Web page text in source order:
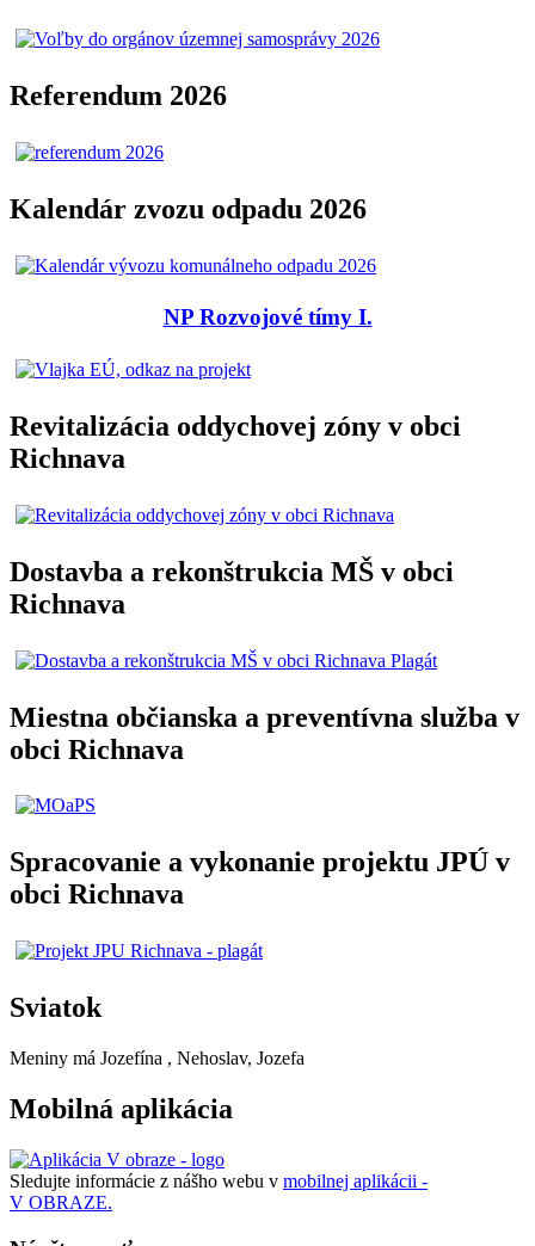
Referendum 2026
Kalendár zvozu odpadu 2026
NP Rozvojové tímy I.
Revitalizácia oddychovej zóny v obci
Richnava
Dostavba a rekonštrukcia MŠ v obci
Richnava
Miestna občianska a preventívna služba v
obci Richnava
Spracovanie a vykonanie projektu JPÚ v
obci Richnava
Sviatok
Meniny má Jozefína , Nehoslav, Jozefa
Mobilná aplikácia
Sledujte informácie z nášho webu v mobilnej aplikácii -
V OBRAZE.